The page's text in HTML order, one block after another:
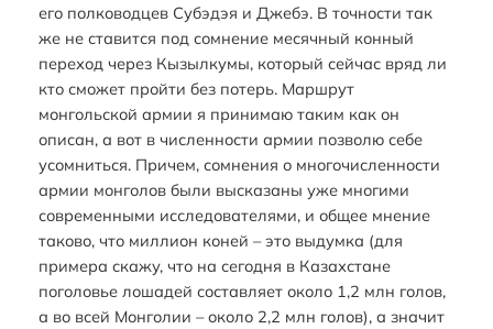
его полководцев Субэдэя и Джебэ. В точности так
же не ставится под сомнение месячный конный
переход через Кызылкумы, который сейчас вряд ли
кто сможет пройти без потерь. Маршрут
монгольской армии я принимаю таким как он
описан, а вот в численности армии позволю себе
усомниться. Причем, сомнения о многочисленности
армии монголов были высказаны уже многими
современными исследователями, и общее мнение
таково, что миллион коней – это выдумка (для
примера скажу, что на сегодня в Казахстане
поголовье лошадей составляет около 1,2 млн голов,
а во всей Монголии – около 2,2 млн голов), а значит